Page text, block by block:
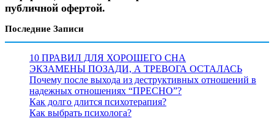
публичной офертой.
Последние Записи
10 ПРАВИЛ ДЛЯ ХОРОШЕГО СНА
ЭКЗАМЕНЫ ПОЗАДИ, А ТРЕВОГА ОСТАЛАСЬ
Почему после выхода из деструктивных отношений в
надежных отношениях “ПРЕСНО”?
Как долго длится психотерапия?
Как выбрать психолога?